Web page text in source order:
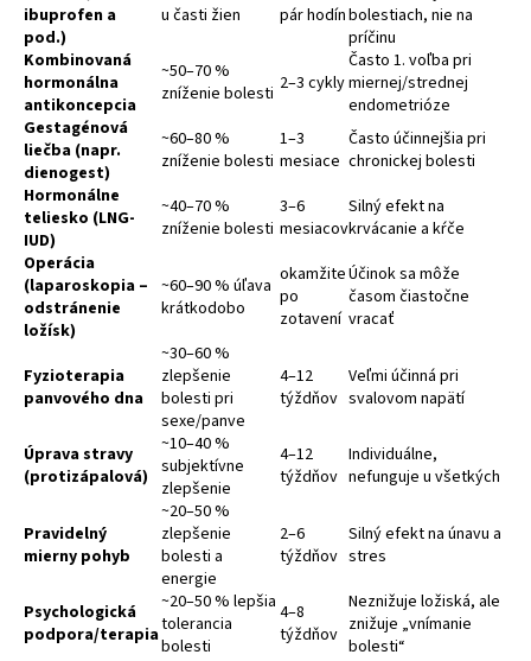
ibuprofen a
pod.)
u časti žien
pár hodínbolestiach, nie na
príčinu
Kombinovaná
hormonálna
antikoncepcia
~50–70 %
zníženie bolesti 2–3 cykly
Často 1. voľba pri
miernej/strednej
endometrióze
Gestagénová
liečba (napr.
dienogest)
~60–80 %
zníženie bolesti
1–3
mesiace
Často účinnejšia pri
chronickej bolesti
Hormonálne
teliesko (LNG-
IUD)
~40–70 %
zníženie bolesti
3–6
mesiacov
Silný efekt na
krvácanie a kŕče
Operácia
(laparoskopia –
odstránenie
ložísk)
~60–90 % úľava
krátkodobo
okamžite
po
zotavení
Účinok sa môže
časom čiastočne
vracať
Fyzioterapia
panvového dna
~30–60 %
zlepšenie
bolesti pri
sexe/panve
4–12
týždňov
Veľmi účinná pri
svalovom napätí
Úprava stravy
(protizápalová)
~10–40 %
subjektívne
zlepšenie
4–12
týždňov
Individuálne,
nefunguje u všetkých
Pravidelný
mierny pohyb
~20–50 %
zlepšenie
bolesti a
energie
2–6
týždňov
Silný efekt na únavu a
stres
Psychologická
podpora/terapia
~20–50 % lepšia
tolerancia
bolesti
4–8
týždňov
Neznižuje ložiská, ale
znižuje „vnímanie
bolesti“
s
ť
?
HĽADAŤ